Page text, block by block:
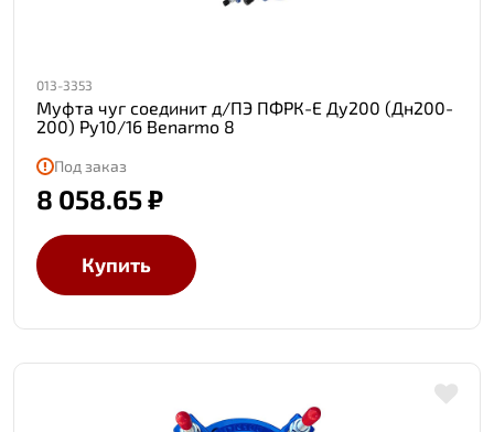
013-3353
Муфта чуг соединит д/ПЭ ПФРК-Е Ду200 (Дн200-
200) Ру10/16 Benarmo 8
Под заказ
8 058.65 ₽
Купить